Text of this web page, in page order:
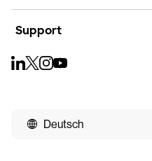
Support
Deutsch